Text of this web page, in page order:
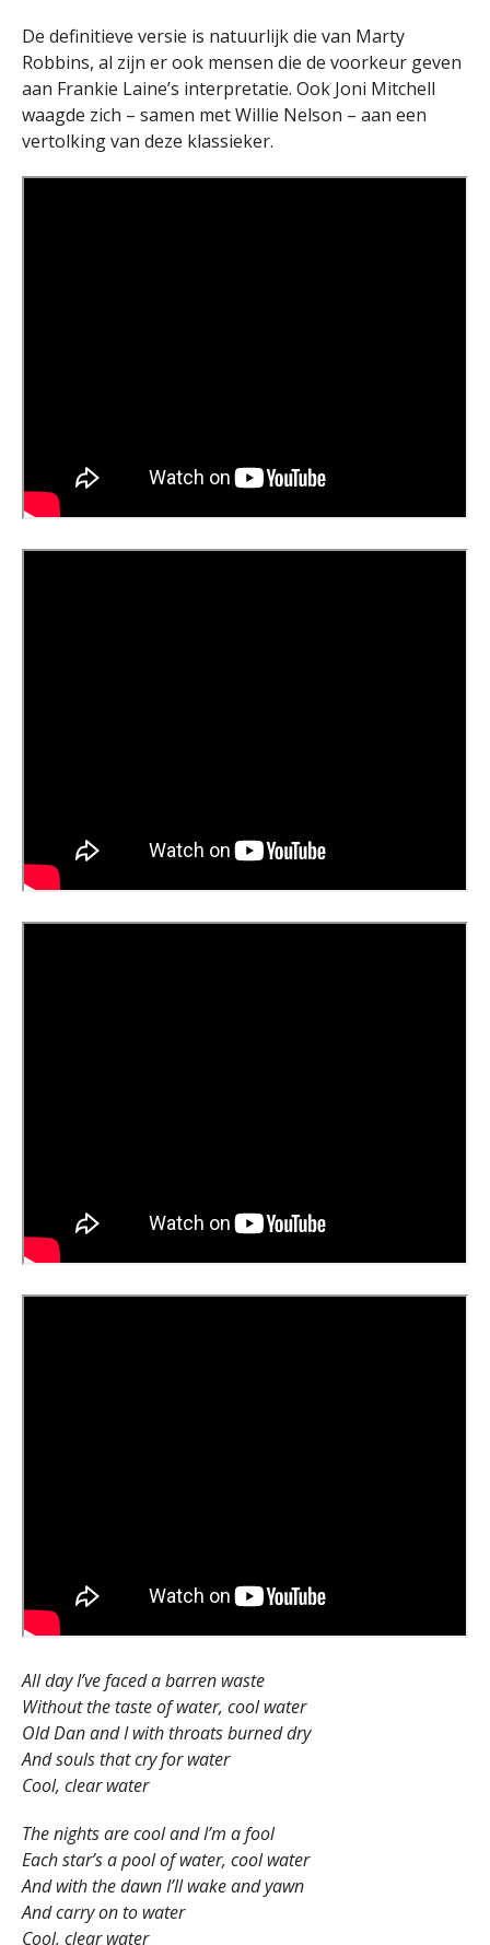
De definitieve versie is natuurlijk die van Marty
Robbins, al zijn er ook mensen die de voorkeur geven
aan Frankie Laine’s interpretatie. Ook Joni Mitchell
waagde zich – samen met Willie Nelson – aan een
vertolking van deze klassieker.
All day I’ve faced a barren waste
Without the taste of water, cool water
Old Dan and I with throats burned dry
And souls that cry for water
Cool, clear water
The nights are cool and I’m a fool
Each star’s a pool of water, cool water
And with the dawn I’ll wake and yawn
And carry on to water
Cool, clear water